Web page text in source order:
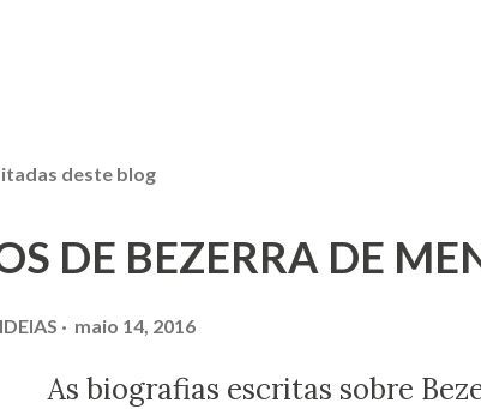
deste blog
DE BEZERRA DE
maio 14, 2016
escritas sobre